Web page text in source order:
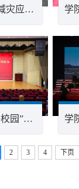
学院开展防震减灾应急疏散及灭火演练活动
学院举办“书香校园”读书文化系列活动启动仪式
2 3 4 下页